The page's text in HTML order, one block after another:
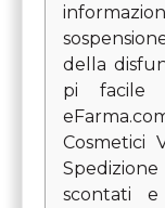
della
pi facile
Cosmetici
scontati